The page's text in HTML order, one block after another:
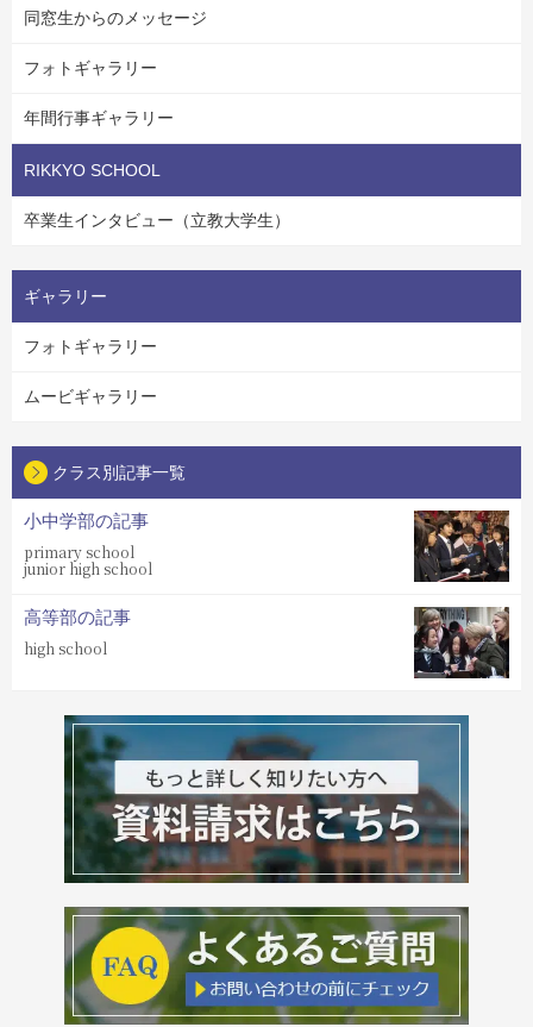
同窓生からのメッセージ
フォトギャラリー
年間行事ギャラリー
RIKKYO SCHOOL
卒業生インタビュー（立教大学生）
ギャラリー
フォトギャラリー
ムービギャラリー
クラス別記事一覧
小中学部の記事
primary school
junior high school
高等部の記事
high school